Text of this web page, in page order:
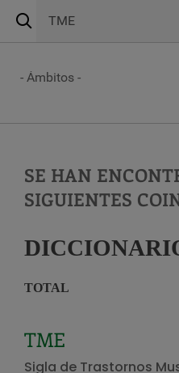
Pasar
principal
Urgencias 24h
Centros
SE HAN
SIGUIENTES
TOTAL
TME
Sigla de Trastornos